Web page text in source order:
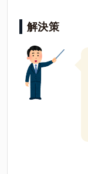
解決策